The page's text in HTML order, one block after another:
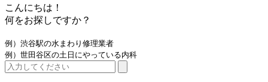
こんにちは！
何をお探しですか？
例）渋谷駅の水まわり修理業者
例）世田谷区の土日にやっている内科